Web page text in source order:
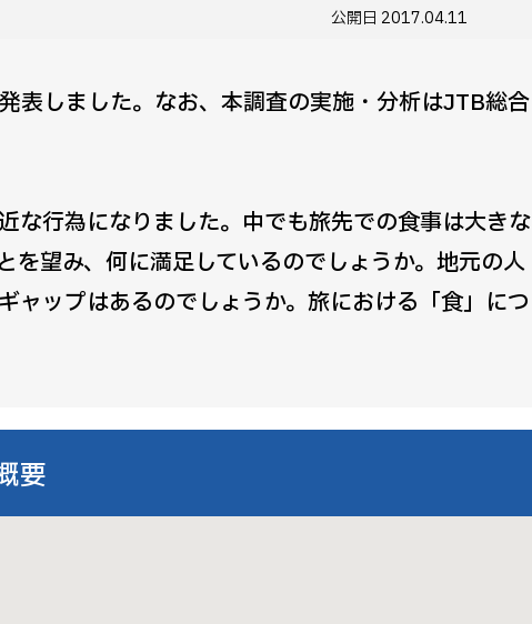
公開日 2017.04.11
表しました。なお、本調査の実施・分析はJTB総合
な行為になりました。中でも旅先での食事は大きな
望み、何に満足しているのでしょうか。地元の人
ャップはあるのでしょうか。旅における「食」につ
要